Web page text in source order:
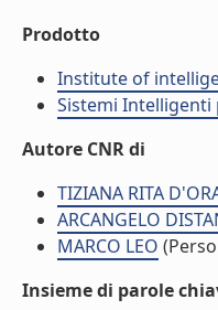
Prodotto
Institute of
Sistemi Intelligenti
Autore CNR di
TIZIANA RITA
ARCANGELO
MARCO LEO
Insieme di parole